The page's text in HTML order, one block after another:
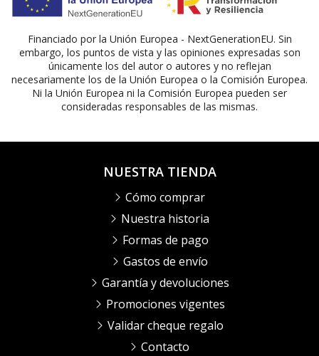
Financiado por la Unión Europea - NextGenerationEU. Sin
embargo, los puntos de vista y las opiniones expresadas son
únicamente los del autor o autores y no reflejan
necesariamente los de la Unión Europea o la Comisión Europea.
Ni la Unión Europea ni la Comisión Europea pueden ser
consideradas responsables de las mismas.
NUESTRA TIENDA
Cómo comprar
Nuestra historia
Formas de pago
Gastos de envío
Garantía y devoluciones
Promociones vigentes
Validar cheque regalo
Contacto